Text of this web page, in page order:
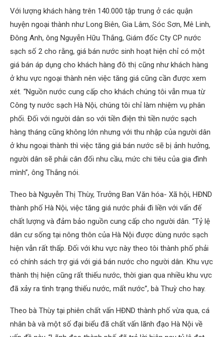
Với lượng khách hàng trên 140.000 tập trung ở các quận
huyện ngoại thành như Long Biên, Gia Lâm, Sóc Sơn, Mê Linh,
Đông Anh, ông Nguyễn Hữu Thắng, Giám đốc Cty CP nước
sạch số 2 cho rằng, giá bán nước sinh hoạt hiện chỉ có một
giá bán áp dụng cho khách hàng đô thị cũng như khách hàng
ở khu vực ngoại thành nên việc tăng giá cũng cần được xem
xét. “Nguồn nước cung cấp cho khách chúng tôi vẫn mua từ
Công ty nước sạch Hà Nội, chúng tôi chỉ làm nhiệm vụ phân
phối. Đối với người dân so với tiền điện thì tiền nước sạch
hàng tháng cũng không lớn nhưng với thu nhập của người dân
ở khu ngoại thành thì việc tăng giá bán nước sẽ bị ảnh hưởng,
người dân sẽ phải cân đối nhu cầu, mức chi tiêu của gia đình
mình”, ông Thắng nói.
Theo bà Nguyễn Thị Thùy, Trưởng Ban Văn hóa- Xã hội, HĐND
thành phố Hà Nội, việc tăng giá nước phải đi liền với vấn đế
chất lượng và đảm bảo nguồn cung cấp cho người dân. “Tỷ lệ
dân cư sống tại nông thôn của Hà Nội được dùng nước sạch
hiện vẫn rất thấp. Đối với khu vực này theo tôi thành phố phải
có chính sách trợ giá với giá bán nước cho người dân. Khu vực
thành thị hiện cũng rất thiếu nước, thời gian qua nhiều khu vực
đã xảy ra tình trạng thiếu nước, mất nước”, bà Thuỳ cho hay.
Theo bà Thùy tại phiên chất vấn HĐND thành phố vừa qua, cá
nhân bà và một số đại biểu đã chất vấn lãnh đạo Hà Nội về